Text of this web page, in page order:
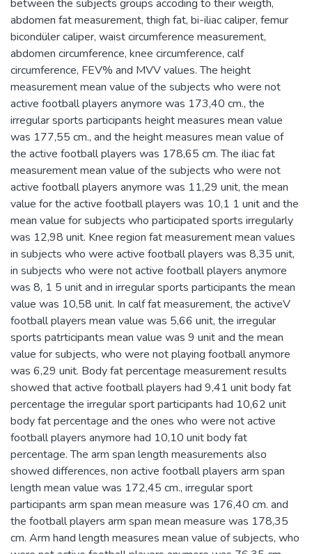
between the subjects groups accoding to their weigth,
abdomen fat measurement, thigh fat, bi-iliac caliper, femur
bicondüler caliper, waist circumference measurement,
abdomen circumference, knee circumference, calf
circumference, FEV% and MVV values. The height
measurement mean value of the subjects who were not
active football players anymore was 173,40 cm., the
irregular sports participants height measures mean value
was 177,55 cm., and the height measures mean value of
the active football players was 178,65 cm. The iliac fat
measurement mean value of the subjects who were not
active football players anymore was 11,29 unit, the mean
value for the active football players was 10,1 1 unit and the
mean value for subjects who participated sports irregularly
was 12,98 unit. Knee region fat measurement mean values
in subjects who were active football players was 8,35 unit,
in subjects who were not active football players anymore
was 8, 1 5 unit and in irregular sports participants the mean
value was 10,58 unit. In calf fat measurement, the activeV
football players mean value was 5,66 unit, the irregular
sports patrticipants mean value was 9 unit and the mean
value for subjects, who were not playing football anymore
was 6,29 unit. Body fat percentage measurement results
showed that active football players had 9,41 unit body fat
percentage the irregular sport participants had 10,62 unit
body fat percentage and the ones who were not active
football players anymore had 10,10 unit body fat
percentage. The arm span length measurements also
showed differences, non active football players arm span
length mean value was 172,45 cm., irregular sport
participants arm span mean measure was 176,40 cm. and
the football players arm span mean measure was 178,35
cm. Arm hand length measures mean value of subjects, who